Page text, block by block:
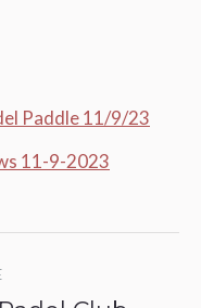
Paddle 11/9/23
11-9-2023